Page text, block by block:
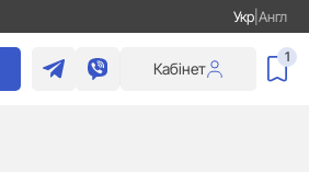
Укр| Англ
Кабінет
1